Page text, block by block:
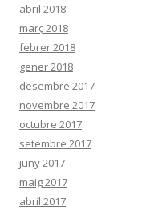
abril 2018
març 2018
febrer 2018
gener 2018
desembre 2017
novembre 2017
octubre 2017
setembre 2017
juny 2017
maig 2017
abril 2017